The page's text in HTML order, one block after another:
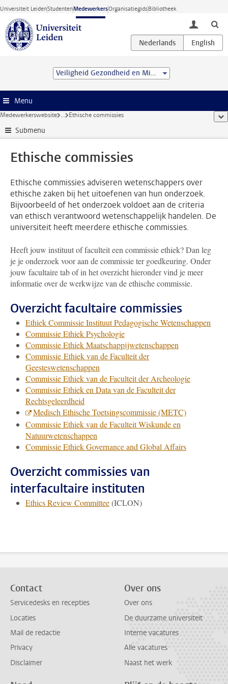
Ga direct naar de inhoud
Universiteit LeidenStudentenMedewerkersOrganisatiegidsBibliotheek
toggle
Veiligheid Gezondheid en Milieu
Menu
Medewerkerswebsite ... Ethische commissies
Submenu
Ethische commissies
Ethische commissies adviseren wetenschappers over
ethische zaken bij het uitoefenen van hun onderzoek.
Bijvoorbeeld of het onderzoek voldoet aan de criteria
van ethisch verantwoord wetenschappelijk handelen. De
universiteit heeft meerdere ethische commissies.
Heeft jouw instituut of faculteit een commissie ethiek? Dan leg
je je onderzoek voor aan de commissie ter goedkeuring. Onder
jouw facultaire tab of in het overzicht hieronder vind je meer
informatie over de werkwijze van de ethische commissie.
Overzicht facultaire commissies
Ethiek Commissie Instituut Pedagogische Wetenschappen
Commissie Ethiek Psychologie
Commissie Ethiek Maatschappijwetenschappen
Commissie Ethiek van de Faculteit der
Geesteswetenschappen
Commissie Ethiek van de Faculteit der Archeologie
Commissie Ethiek en Data van de Faculteit der
Rechtsgeleerdheid
Medisch Ethische Toetsingscommissie (METC)
Commissie Ethiek van de Faculteit Wiskunde en
Natuurwetenschappen
Commissie Ethiek Governance and Global Affairs
Overzicht commissies van
interfacultaire instituten
Ethics Review Committee(ICLON)
Contact
Servicedesks en recepties
Locaties
Mail de redactie
Privacy
Disclaimer
Over ons
Over ons
De duurzame universiteit
Interne vacatures
Alle vacatures
Naast het werk